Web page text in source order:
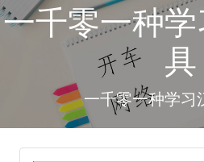
一千零一种
具
一千零一种学习